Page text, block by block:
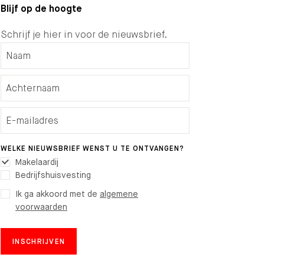
Blijf op de hoogte
Schrijf je hier in voor de nieuwsbrief.
WELKE NIEUWSBRIEF WENST U TE ONTVANGEN?
Makelaardij
Bedrijfshuisvesting
Ik ga akkoord met de algemene
voorwaarden
INSCHRIJVEN